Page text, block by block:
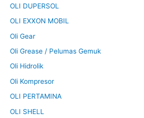
OLI DUPERSOL
OLI EXXON MOBIL
Oli Gear
Oli Grease / Pelumas Gemuk
Oli Hidrolik
Oli Kompresor
OLI PERTAMINA
OLI SHELL